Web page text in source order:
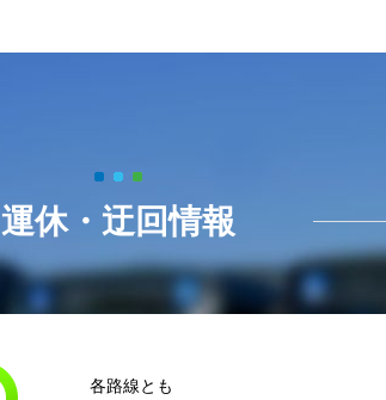
運休・迂回情報
各路線とも